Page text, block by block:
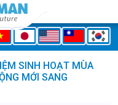
SINH HOẠT MÙA
MỚI SANG